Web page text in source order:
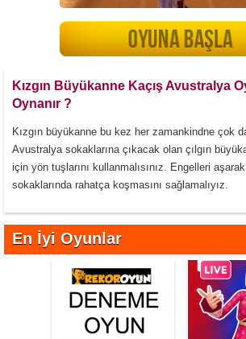
Kızgın Büyükanne Kaçış Avustralya
Oynanır ?
Kızgın büyükanne bu kez her zamankindne çok
Avustralya sokaklarına çıkacak olan çılgın
için yön tuşlarını kullanmalısınız. Engelleri
sokaklarında rahatça koşmasını sağlamalıyız.
En İyi Oyunlar